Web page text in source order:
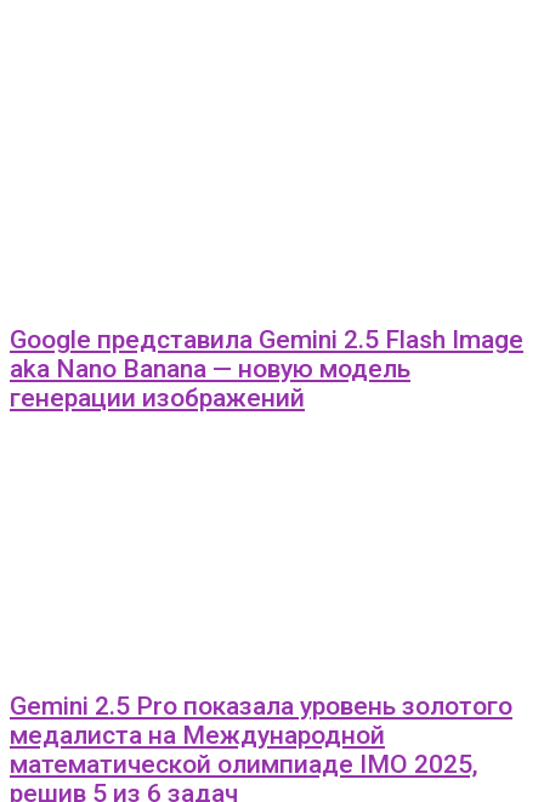
Google представила Gemini 2.5 Flash Image
aka Nano Banana — новую модель
генерации изображений
Gemini 2.5 Pro показала уровень золотого
медалиста на Международной
математической олимпиаде IMO 2025,
решив 5 из 6 задач